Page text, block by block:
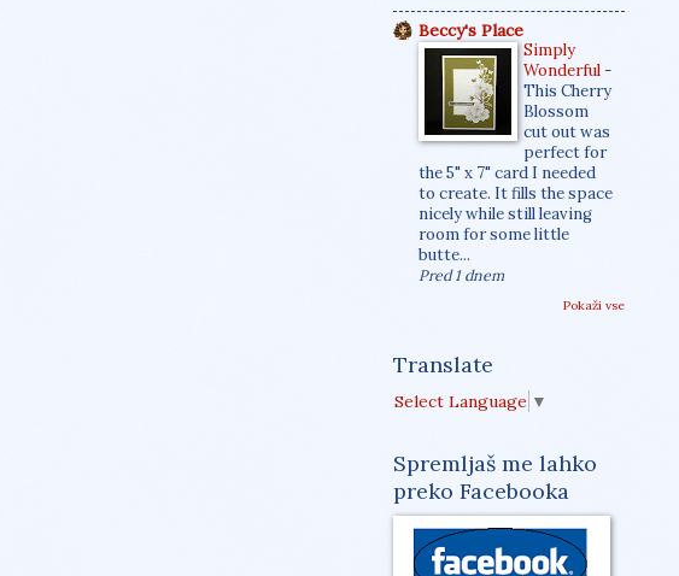
Beccy's Place
Simply
Wonderful-
This Cherry
Blossom
cut out was
perfect for
the 5" x 7" card I needed
to create. It fills the space
nicely while still leaving
room for some little
butte...
Pred 1 dnem
Pokaži vse
Translate
Select Language ▼
Spremljaš me lahko
preko Facebooka